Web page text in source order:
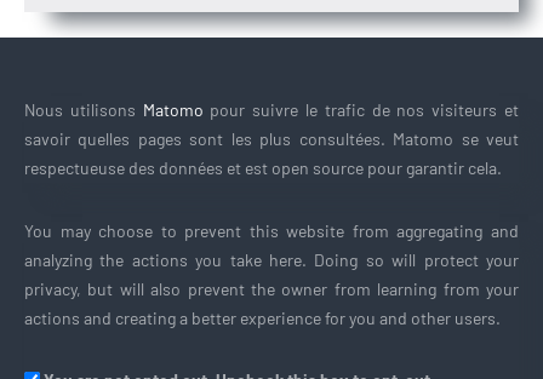
Nous utilisons Matomo pour suivre le trafic de nos visiteurs et
savoir quelles pages sont les plus consultées. Matomo se veut
respectueuse des données et est open source pour garantir cela.
You may choose to prevent this website from aggregating and
analyzing the actions you take here. Doing so will protect your
privacy, but will also prevent the owner from learning from your
actions and creating a better experience for you and other users.